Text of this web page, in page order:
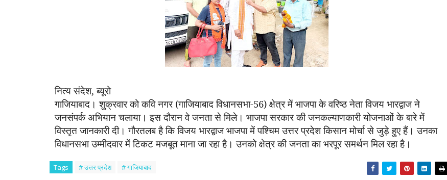
नित्य संदेश, ब्यूरो
गाजियाबाद। शुक्रवारको कवि नगर (गाजियाबाद विधानसभा-56) क्षेत्र में भाजपा के वरिष्ठ नेता विजय भारद्वाज ने
जनसंपर्क अभियानचलाया। इस दौरान वेजनता से मिले। भाजपा सरकार की जनकल्याणकारी योजनाओंके बारे में
विस्तृत जानकारीदी। गौरतलब है किविजय भारद्वाजभाजपा मेंपश्चिम उत्तर प्रदेश किसान मोर्चासे जुड़े हुए हैं। उनका
विधानसभा उम्मीदवार में टिकट मजबूत माना जा रहा है। उनको क्षेत्र की जनता का भरपूर समर्थन मिल रहा है।
Tags # उत्तर प्रदेश # गाजियाबाद